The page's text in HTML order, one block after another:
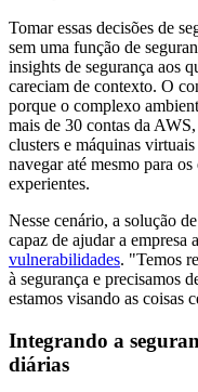
Tomar essas decisões de
sem uma função de
insights de segurança aos
careciam de contexto. O
porque o complexo
mais de 30 contas da
clusters e máquinas
navegar até mesmo para
experientes.
Nesse cenário, a solução
capaz de ajudar a empresa
vulnerabilidades. "Temos
à segurança e precisamos
estamos visando as coisas
Integrando a
diárias